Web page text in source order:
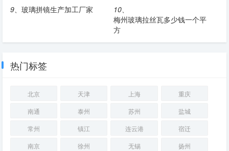
9、 玻璃拼镜生产加工厂家
10、
梅州玻璃拉丝瓦多少钱一个平
方
热门标签
北京 天津 上海
重庆
南通
泰州 苏州
盐城
常州
镇江 连云港
宿迁
南京
徐州 无锡
扬州